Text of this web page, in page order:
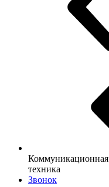
Коммуникационная
техника
Звонок